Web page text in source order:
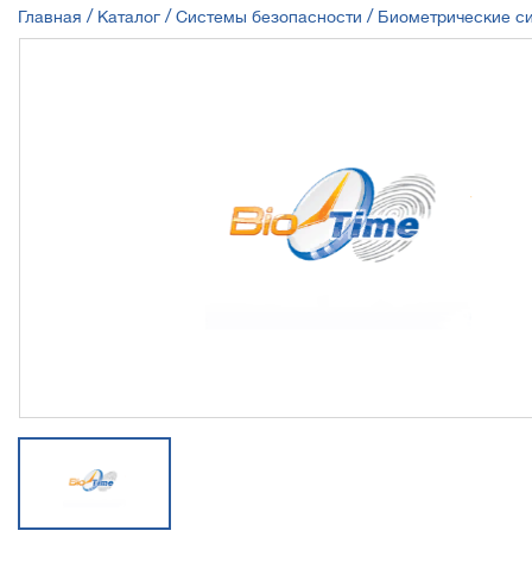
СТРОКА
НАВИГАЦИИ
Главная Каталог Системы безопасности Биометрические